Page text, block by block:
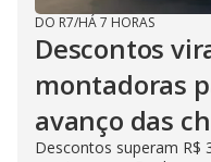
DO R7/HÁ 7 HORAS
Descontos
montadoras
avanço das
Descontos superam R$